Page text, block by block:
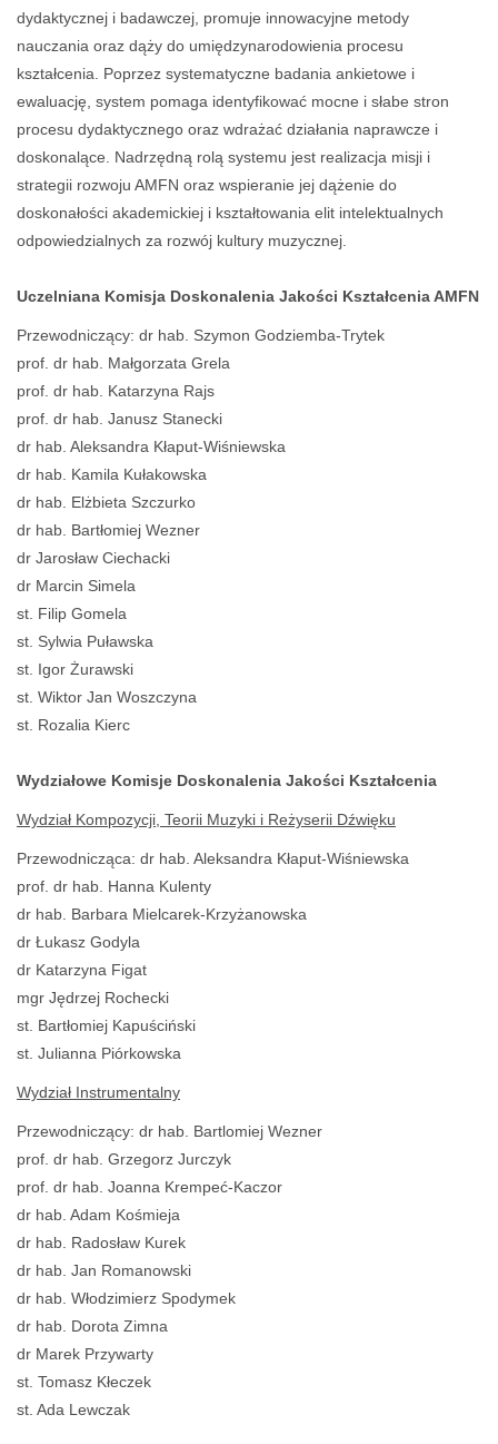
dydaktycznej i badawczej, promuje innowacyjne metody
nauczania oraz dąży do umiędzynarodowienia procesu
kształcenia. Poprzez systematyczne badania ankietowe i
ewaluację, system pomaga identyfikować mocne i słabe stron
procesu dydaktycznego oraz wdrażać działania naprawcze i
doskonalące. Nadrzędną rolą systemu jest realizacja misji i
strategii rozwoju AMFN oraz wspieranie jej dążenie do
doskonałości akademickiej i kształtowania elit intelektualnych
odpowiedzialnych za rozwój kultury muzycznej.
Uczelniana Komisja Doskonalenia Jakości Kształcenia AMFN
Przewodniczący: dr hab. Szymon Godziemba-Trytek
prof. dr hab. Małgorzata Grela
prof. dr hab. Katarzyna Rajs
prof. dr hab. Janusz Stanecki
dr hab. Aleksandra Kłaput-Wiśniewska
dr hab. Kamila Kułakowska
dr hab. Elżbieta Szczurko
dr hab. Bartłomiej Wezner
dr Jarosław Ciechacki
dr Marcin Simela
st. Filip Gomela
st. Sylwia Puławska
st. Igor Żurawski
st. Wiktor Jan Woszczyna
st. Rozalia Kierc
Wydziałowe Komisje Doskonalenia Jakości Kształcenia
Wydział Kompozycji, Teorii Muzyki i Reżyserii Dźwięku
Przewodnicząca: dr hab. Aleksandra Kłaput-Wiśniewska
prof. dr hab. Hanna Kulenty
dr hab. Barbara Mielcarek-Krzyżanowska
dr Łukasz Godyla
dr Katarzyna Figat
mgr Jędrzej Rochecki
st. Bartłomiej Kapuściński
st. Julianna Piórkowska
Wydział Instrumentalny
Przewodniczący: dr hab. Bartlomiej Wezner
prof. dr hab. Grzegorz Jurczyk
prof. dr hab. Joanna Krempeć-Kaczor
dr hab. Adam Kośmieja
dr hab. Radosław Kurek
dr hab. Jan Romanowski
dr hab. Włodzimierz Spodymek
dr hab. Dorota Zimna
dr Marek Przywarty
st. Tomasz Kłeczek
st. Ada Lewczak